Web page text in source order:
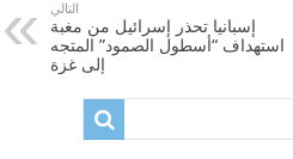
التالي
إسبانيا تحذر إسرائيل من مغبة
استهداف “أسطول الصمود” المتجه
إلى غزة